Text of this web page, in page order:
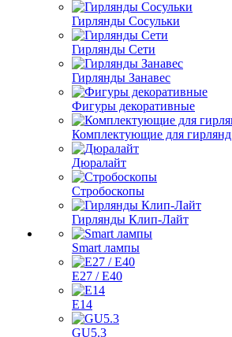
Гирлянды Сосульки
Гирлянды Сети
Гирлянды Занавес
Фигуры декоративные
Комплектующие для гирлянд
Дюралайт
Стробоскопы
Гирлянды Клип-Лайт
Smart лампы
E27 / E40
E14
GU5.3